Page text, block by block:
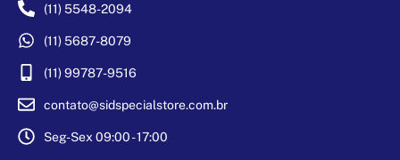
(11) 5548-2094
(11) 5687-8079
(11) 99787-9516
contato@sidspecialstore.com.br
Seg-Sex 09:00 - 17:00